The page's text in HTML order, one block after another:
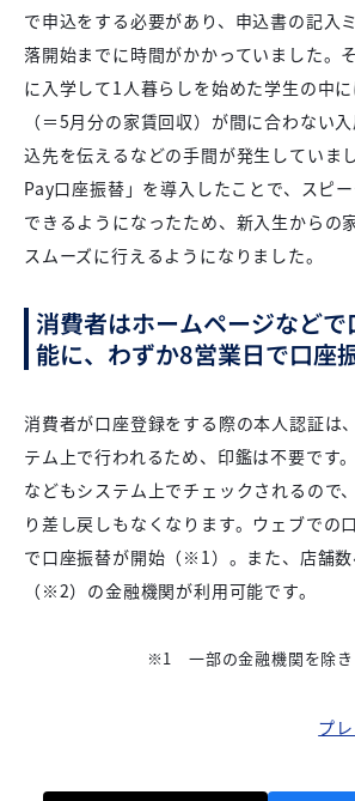
で申込をする必要があり、申込書の記入
落開始までに時間がかかっていました。
に入学して1人暮らしを始めた学生の中
（＝5月分の家賃回収）が間に合わない
込先を伝えるなどの手間が発生していま
Pay口座振替」を導入したことで、スピ
できるようになったため、新入生からの
スムーズに行えるようになりました。
消費者はホームページなど
能に、わずか8営業日で口座
消費者が口座登録をする際の本人認証は
テム上で行われるため、印鑑は不要です
などもシステム上でチェックされるので
り差し戻しもなくなります。ウェブでの
で口座振替が開始（※1）。また、店舗
（※2）の金融機関が利用可能です。
※1 一部の金融機関を除
プ